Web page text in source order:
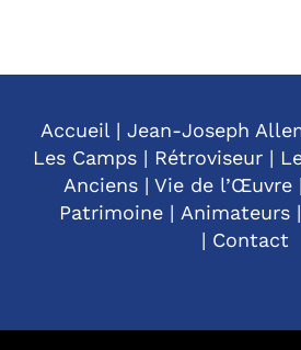
Accueil| Jean-Joseph
Les Camps | Rétroviseur |
Anciens| Vie de l’Œuvre|
Patrimoine | Animateurs |
| Contact